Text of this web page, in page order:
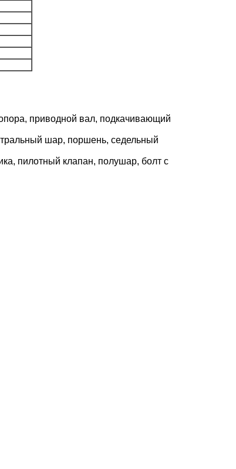
приводной вал, подкачивающий
шар, поршень, седельный
пилотный клапан, полушар, болт с